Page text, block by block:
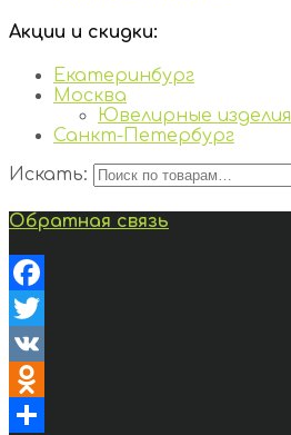
Акции и скидки:
Екатеринбург
Москва
Ювелирные изделия
Санкт-Петербург
Искать:
Обратная связь
Facebook
Twitter
VK
Odnoklassniki